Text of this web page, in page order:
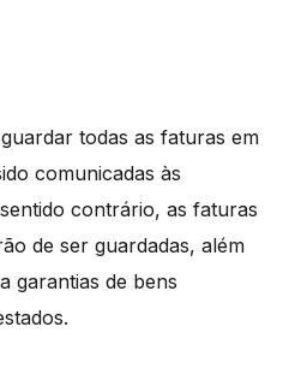
todas as faturas em
comunicadas às
contrário, as faturas
de ser guardadas, além
garantias de bens